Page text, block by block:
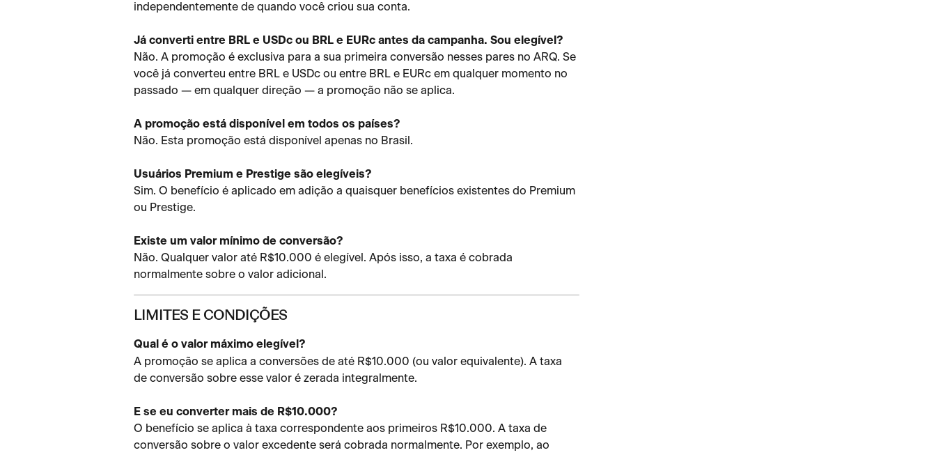
independentemente de quando você criou sua conta.
Já converti entre BRL e USDc ou BRL e EURc antes da campanha. Sou elegível?
Não. A promoção é exclusiva para a sua primeira conversão nesses pares no ARQ. Se
você já converteu entre BRL e USDc ou entre BRL e EURc em qualquer momento no
passado — em qualquer direção — a promoção não se aplica.
A promoção está disponível em todos os países?
Não. Esta promoção está disponível apenas no Brasil.
Usuários Premium e Prestige são elegíveis?
Sim. O benefício é aplicado em adição a quaisquer benefícios existentes do Premium
ou Prestige.
Existe um valor mínimo de conversão?
Não. Qualquer valor até R$10.000 é elegível. Após isso, a taxa é cobrada
normalmente sobre o valor adicional.
LIMITES E CONDIÇÕES
Qual é o valor máximo elegível?
A promoção se aplica a conversões de até R$10.000 (ou valor equivalente). A taxa
de conversão sobre esse valor é zerada integralmente.
E se eu converter mais de R$10.000?
O benefício se aplica à taxa correspondente aos primeiros R$10.000. A taxa de
conversão sobre o valor excedente será cobrada normalmente. Por exemplo, ao